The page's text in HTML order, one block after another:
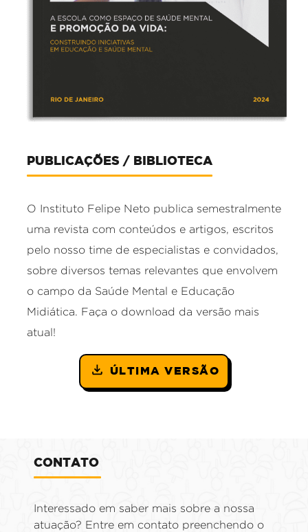
PUBLICAÇÕES / BIBLIOTECA
O Instituto Felipe Neto publica semestralmente
uma revista com conteúdos e artigos, escritos
pelo nosso time de especialistas e convidados,
sobre diversos temas relevantes que envolvem
o campo da Saúde Mental e Educação
Midiática. Faça o download da versão mais
atual!
ÚLTIMA VERSÃO
CONTATO
Interessado em saber mais sobre a nossa
atuação? Entre em contato preenchendo o